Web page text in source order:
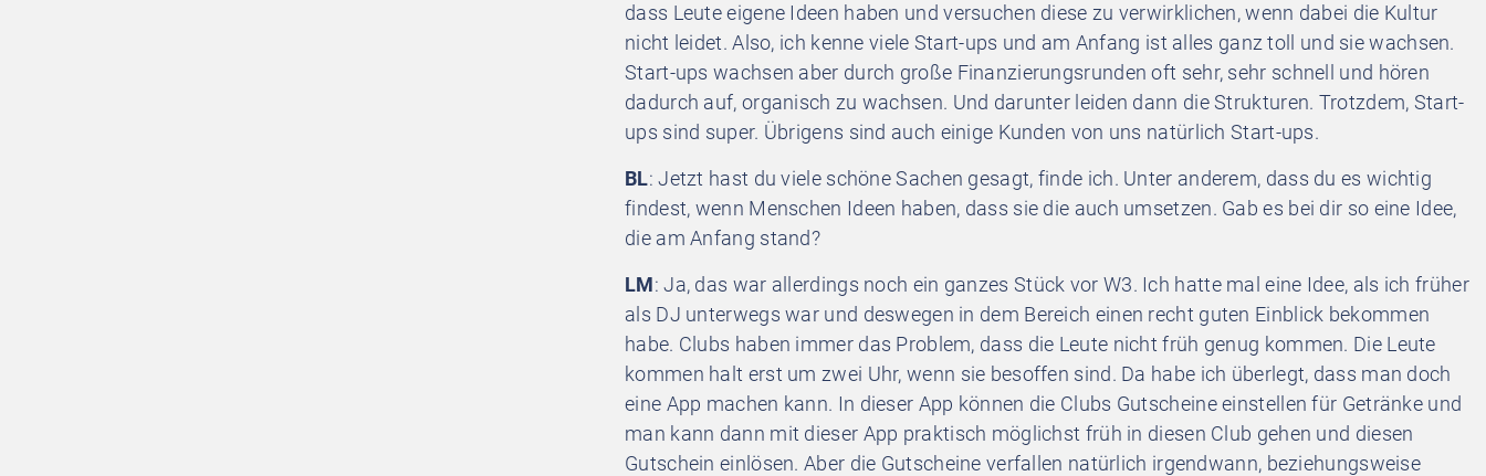
dass Leute eigene Ideen haben und versuchen diese zu verwirklichen, wenn dabei die Kultur
nicht leidet. Also, ich kenne viele Start-ups und am Anfang ist alles ganz toll und sie wachsen.
Start-ups wachsen aber durch große Finanzierungsrunden oft sehr, sehr schnell und hören
dadurch auf, organisch zu wachsen. Und darunter leiden dann die Strukturen. Trotzdem, Start-
ups sind super. Übrigens sind auch einige Kunden von uns natürlich Start-ups.
BL: Jetzt hast du viele schöne Sachen gesagt, finde ich. Unter anderem, dass du es wichtig
findest, wenn Menschen Ideen haben, dass sie die auch umsetzen. Gab es bei dir so eine Idee,
die am Anfang stand?
LM: Ja, das war allerdings noch ein ganzes Stück vor W3. Ich hatte mal eine Idee, als ich früher
als DJ unterwegs war und deswegen in dem Bereich einen recht guten Einblick bekommen
habe. Clubs haben immer das Problem, dass die Leute nicht früh genug kommen. Die Leute
kommen halt erst um zwei Uhr, wenn sie besoffen sind. Da habe ich überlegt, dass man doch
eine App machen kann. In dieser App können die Clubs Gutscheine einstellen für Getränke und
man kann dann mit dieser App praktisch möglichst früh in diesen Club gehen und diesen
Gutschein einlösen. Aber die Gutscheine verfallen natürlich irgendwann, beziehungsweise